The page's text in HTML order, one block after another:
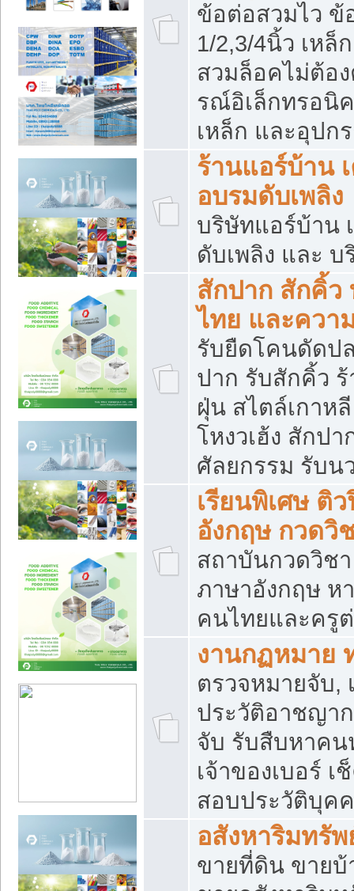
ข้อต่อสวมไว ข้
1/2,3/4นิ้ว เหล็
สวมล็อคไม่ต้อ
รณ์อิเล็กทรอนิ
เหล็ก และอุปก
ร้านแอร์บ้าน
อบรมดับเพลิง
บริษัทแอร์บ้าน
ดับเพลิง และ
สักปาก สักคิ้
ไทย และควา
รับยืดโคนดัดป
ปาก รับสักคิ้ว
ฝุ่น สไตล์เกาห
โหงวเฮ้ง สักป
ศัลยกรรม รับน
เรียนพิเศษ ติ
อังกฤษ กวดวิ
สถาบันกวดวิช
ภาษาอังกฤษ ห
คนไทยและครู
งานกฏหมาย
ตรวจหมายจับ,
ประวัติอาชญา
จับ รับสืบหาคน
เจ้าของเบอร์
สอบประวัติบุค
อสังหาริมทรัพ
ขายที่ดิน ขายบ้